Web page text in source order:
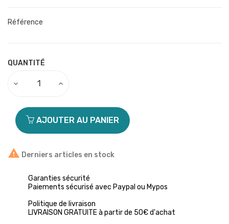
Référence
QUANTITÉ
AJOUTER AU PANIER
 Derniers articles en stock
Garanties sécurité
Paiements sécurisé avec Paypal ou Mypos
Politique de livraison
LIVRAISON GRATUITE à partir de 50€ d'achat